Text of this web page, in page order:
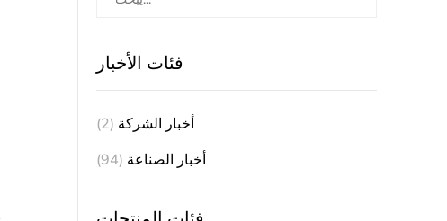
فئات الأخبار
أخبار الشركة (2)
أخبار الصناعة (94)